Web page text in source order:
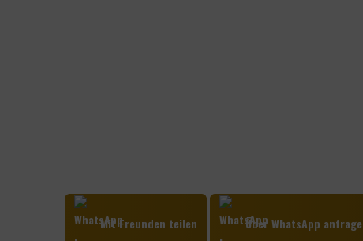
Mit Freunden teilen Über WhatsApp